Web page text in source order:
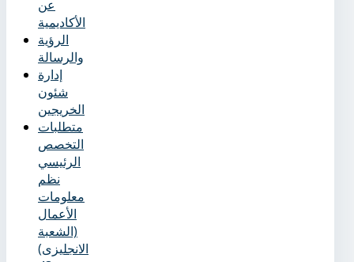
عن
الأكاديمية
الرؤية
والرسالة
إدارة
شئون
الخريجين
متطلبات
التخصص
الرئيسي
نظم
معلومات
الأعمال
(الشعبة
الانجليزى)